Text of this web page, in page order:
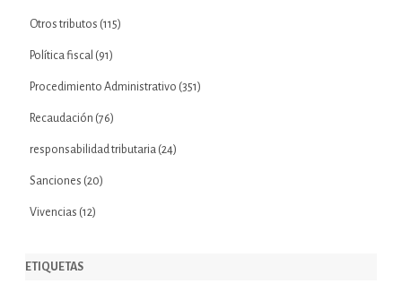
Otros tributos (115)
Política fiscal (91)
Procedimiento Administrativo (351)
Recaudación (76)
responsabilidad tributaria (24)
Sanciones (20)
Vivencias (12)
ETIQUETAS